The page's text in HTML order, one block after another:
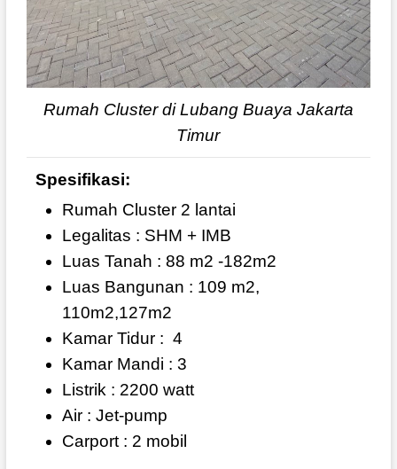
Rumah Cluster di Lubang Buaya Jakarta
Timur
Spesifikasi:
Rumah Cluster 2 lantai
Legalitas : SHM + IMB
Luas Tanah : 88 m2 -182m2
Luas Bangunan : 109 m2,
110m2,127m2
Kamar Tidur : 4
Kamar Mandi : 3
Listrik : 2200 watt
Air : Jet-pump
Carport : 2 mobil